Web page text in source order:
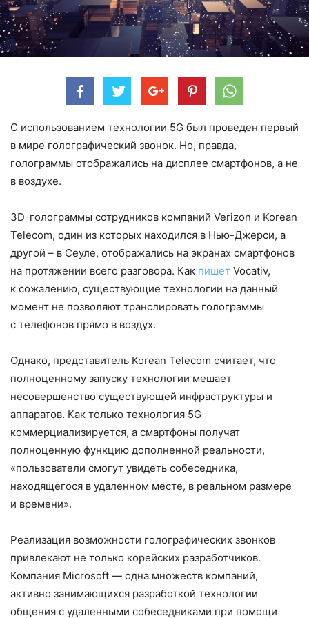
С использованием технологии 5G был проведен первый
в мире голографический звонок. Но, правда,
голограммы отображались на дисплее смартфонов, а не
в воздухе.
3D-голограммы сотрудников компаний Verizon и Korean
Telecom, один из которых находился в Нью-Джерси, а
другой – в Сеуле, отображались на экранах смартфонов
на протяжении всего разговора. Как пишет Vocativ,
к сожалению, существующие технологии на данный
момент не позволяют транслировать голограммы
с телефонов прямо в воздух.
Однако, представитель Korean Telecom считает, что
полноценному запуску технологии мешает
несовершенство существующей инфраструктуры и
аппаратов. Как только технология 5G
коммерциализируется, а смартфоны получат
полноценную функцию дополненной реальности,
«пользователи смогут увидеть собеседника,
находящегося в удаленном месте, в реальном размере
и времени».
Реализация возможности голографических звонков
привлекают не только корейских разработчиков.
Компания Microsoft — одна множеств компаний,
активно занимающихся разработкой технологии
общения с удаленными собеседниками при помощи